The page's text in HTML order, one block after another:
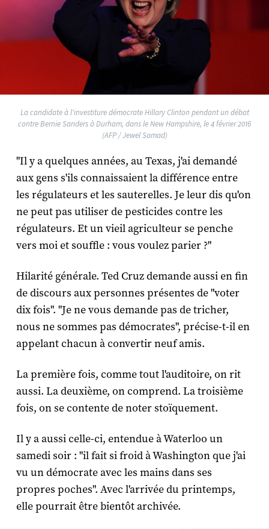
La candidate à l'investiture démocrate Hillary Clinton pendant un débat
contre Bernie Sanders à Durham, dans le New Hampshire, le 4 février 2016
(AFP / Jewel Samad)
"Il y a quelques années, au Texas, j'ai demandé
aux gens s'ils connaissaient la différence entre
les régulateurs et les sauterelles. Je leur dis qu'on
ne peut pas utiliser de pesticides contre les
régulateurs. Et un vieil agriculteur se penche
vers moi et souffle : vous voulez parier ?"
Hilarité générale. Ted Cruz demande aussi en fin
de discours aux personnes présentes de "voter
dix fois". "Je ne vous demande pas de tricher,
nous ne sommes pas démocrates", précise-t-il en
appelant chacun à convertir neuf amis.
La première fois, comme tout l'auditoire, on rit
aussi. La deuxième, on comprend. La troisième
fois, on se contente de noter stoïquement.
Il y a aussi celle-ci, entendue à Waterloo un
samedi soir : "il fait si froid à Washington que j'ai
vu un démocrate avec les mains dans ses
propres poches". Avec l'arrivée du printemps,
elle pourrait être bientôt archivée.